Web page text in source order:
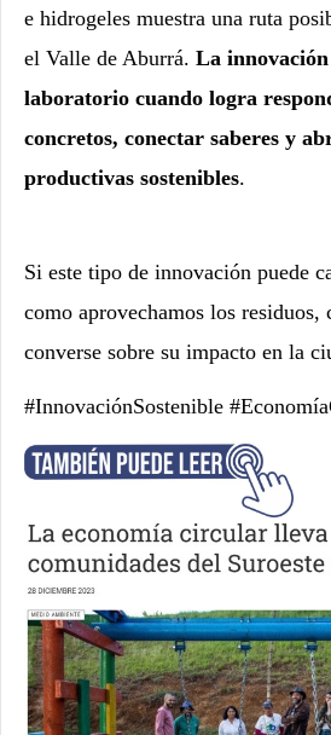
e hidrogeles muestra una ruta
el Valle de Aburrá. La innovación
laboratorio cuando logra
concretos, conectar saberes y
productivas sostenibles.
Si este tipo de innovación puede
como aprovechamos los
converse sobre su impacto en la
#InnovaciónSostenible